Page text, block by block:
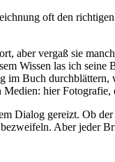
oft den
aber vergaß sie
Wissen las ich
im Buch
hier
Dialog gereizt. Ob
Aber jeder